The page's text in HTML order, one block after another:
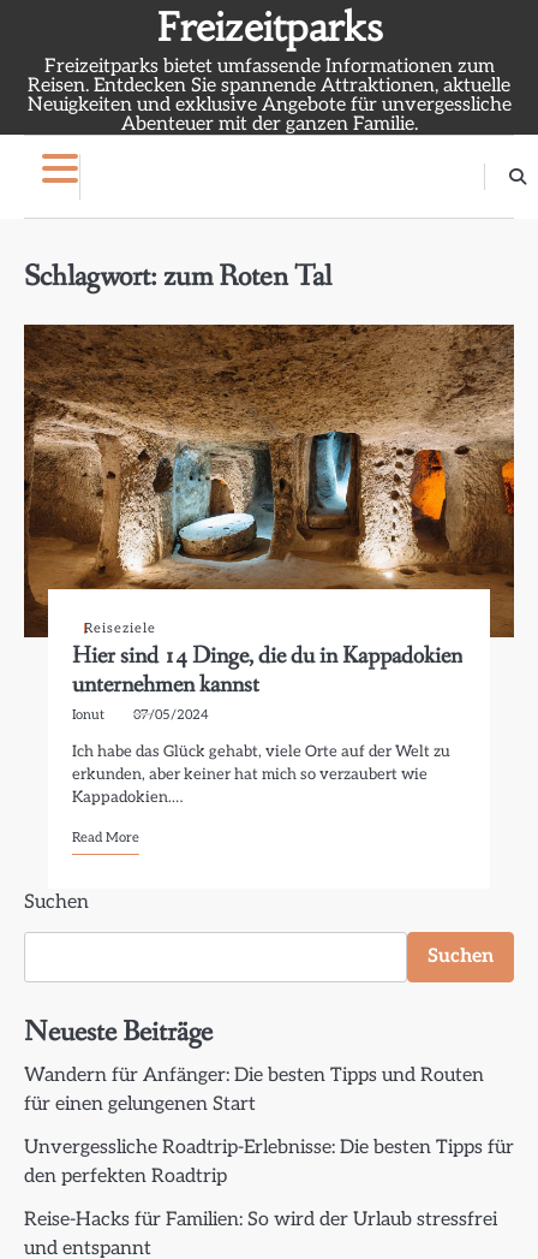
content
Freizeitparks
Freizeitparks bietet umfassende Informationen zum
Reisen. Entdecken Sie spannende Attraktionen, aktuelle
Neuigkeiten und exklusive Angebote für unvergessliche
Abenteuer mit der ganzen Familie.
Schlagwort: zum Roten Tal
Reiseziele
Hier sind 14 Dinge, die du in Kappadokien
unternehmen kannst
Ionut 07/05/2024
Ich habe das Glück gehabt, viele Orte auf der Welt zu
erkunden, aber keiner hat mich so verzaubert wie
Kappadokien.…
Read More
Suchen
Suchen
Neueste Beiträge
Wandern für Anfänger: Die besten Tipps und Routen
für einen gelungenen Start
Unvergessliche Roadtrip-Erlebnisse: Die besten Tipps für
den perfekten Roadtrip
Reise-Hacks für Familien: So wird der Urlaub stressfrei
und entspannt